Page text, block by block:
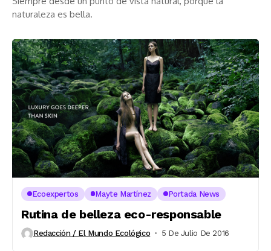
naturaleza es bella.
Ecoexpertos Mayte Martínez Portada News
Rutina de belleza eco-responsable
Redacción / El Mundo Ecológico 5 De Julio De 2016